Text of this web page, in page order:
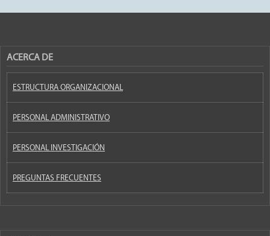
ACERCA DE
ESTRUCTURA ORGANIZACIONAL
PERSONAL ADMINISTRATIVO
PERSONAL INVESTIGACIÓN
PREGUNTAS FRECUENTES